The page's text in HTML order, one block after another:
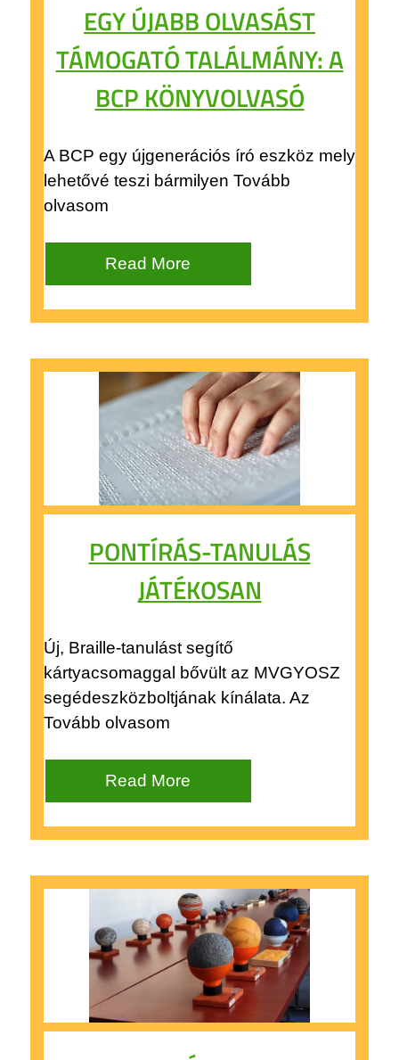
EGY ÚJABB OLVASÁST
TÁMOGATÓ TALÁLMÁNY: A
BCP KÖNYVOLVASÓ
A BCP egy újgenerációs író eszköz mely
lehetővé teszi bármilyen Tovább
olvasom
Read More
PONTÍRÁS-TANULÁS
JÁTÉKOSAN
Új, Braille-tanulást segítő
kártyacsomaggal bővült az MVGYOSZ
segédeszközboltjának kínálata. Az
Tovább olvasom
Read More